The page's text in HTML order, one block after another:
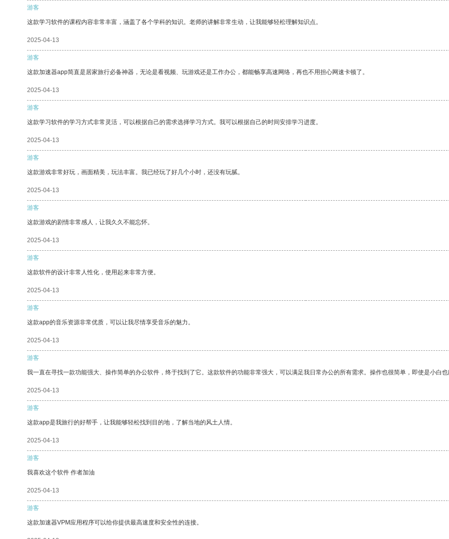
游客
这款学习软件的课程内容非常丰富，涵盖了各个学科的知识。老师的讲解非常生动，让我能够轻松理解知识点。
2025-04-13
游客
这款加速器app简直是居家旅行必备神器，无论是看视频、玩游戏还是工作办公，都能畅享高速网络，再也不用担心网速卡顿了。
2025-04-13
游客
这款学习软件的学习方式非常灵活，可以根据自己的需求选择学习方式。我可以根据自己的时间安排学习进度。
2025-04-13
游客
这款游戏非常好玩，画面精美，玩法丰富。我已经玩了好几个小时，还没有玩腻。
2025-04-13
游客
这款游戏的剧情非常感人，让我久久不能忘怀。
2025-04-13
游客
这款软件的设计非常人性化，使用起来非常方便。
2025-04-13
游客
这款app的音乐资源非常优质，可以让我尽情享受音乐的魅力。
2025-04-13
游客
我一直在寻找一款功能强大、操作简单的办公软件，终于找到了它。这款软件的功能非常强大，可以满足我日常办公的所有需求。操作也很简单，即使是小白也
2025-04-13
游客
这款app是我旅行的好帮手，让我能够轻松找到目的地，了解当地的风土人情。
2025-04-13
游客
我喜欢这个软件 作者加油
2025-04-13
游客
这款加速器VPM应用程序可以给你提供最高速度和安全性的连接。